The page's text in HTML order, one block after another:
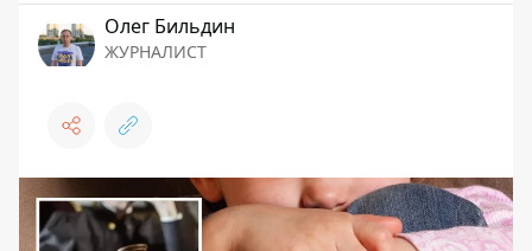
Олег Бильдин
ЖУРНАЛИСТ